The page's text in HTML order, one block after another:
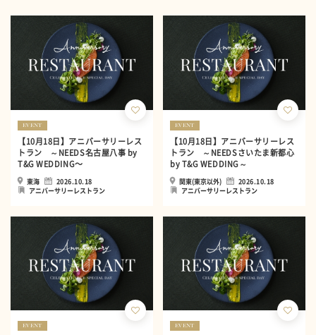
EVENT
【10月18日】アニバーサリーレス
トラン ～NEEDS名古屋八事 by
T&G WEDDING〜
東海
2026.10.18
アニバーサリーレストラン
EVENT
【10月18日】アニバーサリーレス
トラン ～NEEDSさいたま新都心
by T&G WEDDING～
関東(東京以外)
2026.10.18
アニバーサリーレストラン
EVENT EVENT